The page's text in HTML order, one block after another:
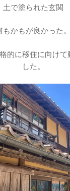
土で塗られた玄関
もかもが良かった。
的に移住に向けて
した。